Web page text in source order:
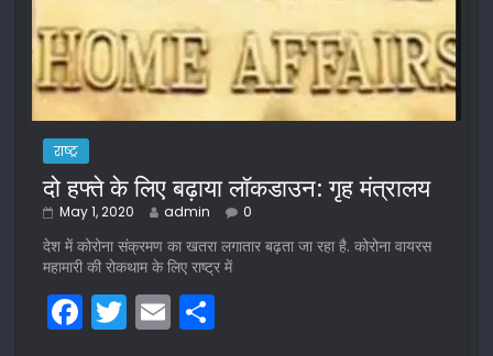
राष्ट्र
दो हफ्ते के लिए बढ़ाया लॉकडाउन: गृह मंत्रालय
May 1, 2020 admin 0
देश में कोरोना संक्रमण का खतरा लगातार बढ़ता जा रहा है. कोरोना वायरस
महामारी की रोकथाम के लिए राष्ट्र में
F T E